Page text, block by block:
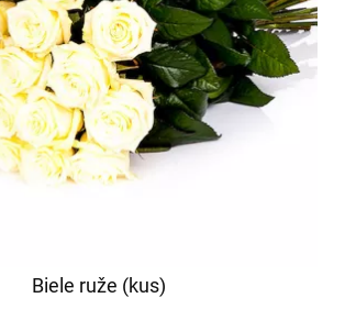
Biele ruže (kus)